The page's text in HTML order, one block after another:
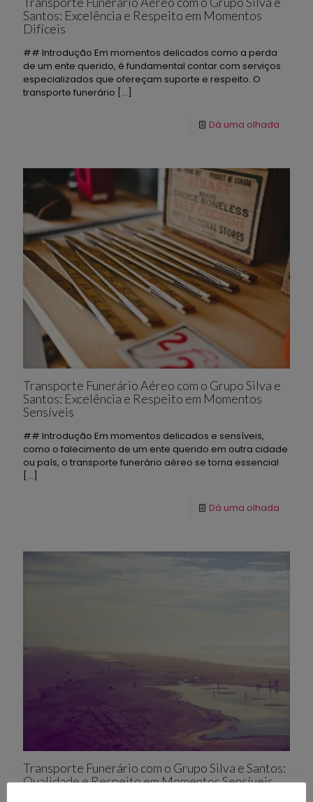
Santos: Excelência e Respeito em Momentos
Difíceis
## Introdução Em momentos delicados como a perda
de um ente querido, é fundamental contar com serviços
especializados que ofereçam suporte e respeito. O
transporte funerário […]
Dá uma olhada
Transporte Funerário Aéreo com o Grupo Silva e
Santos: Excelência e Respeito em Momentos
Sensíveis
## Introdução Em momentos delicados e sensíveis,
como o falecimento de um ente querido em outra cidade
ou país, o transporte funerário aéreo se torna essencial
[…]
Dá uma olhada
Transporte Funerário com o Grupo Silva e Santos:
Qualidade e Respeito em Momentos Sensíveis